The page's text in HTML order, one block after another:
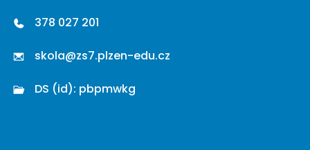
378 027 201
skola@zs7.plzen-edu.cz
DS (id): pbpmwkg